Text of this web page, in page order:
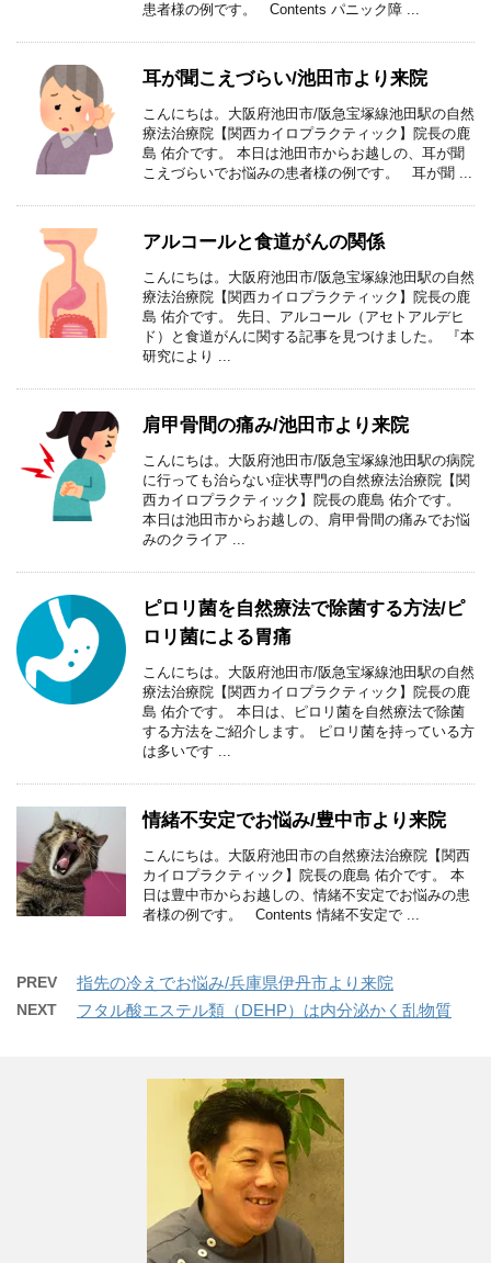
患者様の例です。 Contents パニック障 ...
耳が聞こえづらい/池田市より来院
こんにちは。大阪府池田市/阪急宝塚線池田駅の自然
療法治療院【関西カイロプラクティック】院長の鹿
島 佑介です。 本日は池田市からお越しの、耳が聞
こえづらいでお悩みの患者様の例です。 耳が聞 ...
アルコールと食道がんの関係
こんにちは。大阪府池田市/阪急宝塚線池田駅の自然
療法治療院【関西カイロプラクティック】院長の鹿
島 佑介です。 先日、アルコール（アセトアルデヒ
ド）と食道がんに関する記事を見つけました。 『本
研究により ...
肩甲骨間の痛み/池田市より来院
こんにちは。大阪府池田市/阪急宝塚線池田駅の病院
に行っても治らない症状専門の自然療法治療院【関
西カイロプラクティック】院長の鹿島 佑介です。
本日は池田市からお越しの、肩甲骨間の痛みでお悩
みのクライア ...
ピロリ菌を自然療法で除菌する方法/ピ
ロリ菌による胃痛
こんにちは。大阪府池田市/阪急宝塚線池田駅の自然
療法治療院【関西カイロプラクティック】院長の鹿
島 佑介です。 本日は、ピロリ菌を自然療法で除菌
する方法をご紹介します。 ピロリ菌を持っている方
は多いです ...
情緒不安定でお悩み/豊中市より来院
こんにちは。大阪府池田市の自然療法治療院【関西
カイロプラクティック】院長の鹿島 佑介です。 本
日は豊中市からお越しの、情緒不安定でお悩みの患
者様の例です。 Contents 情緒不安定で ...
PREV 指先の冷えでお悩み/兵庫県伊丹市より来院
NEXT フタル酸エステル類（DEHP）は内分泌かく乱物質